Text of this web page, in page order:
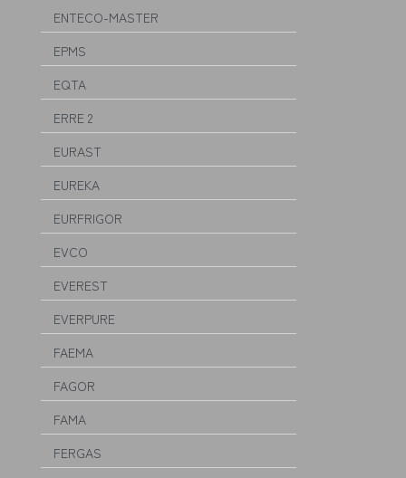
ENTECO-MASTER
EPMS
EQTA
ERRE 2
EURAST
EUREKA
EURFRIGOR
EVCO
EVEREST
EVERPURE
FAEMA
FAGOR
FAMA
FERGAS